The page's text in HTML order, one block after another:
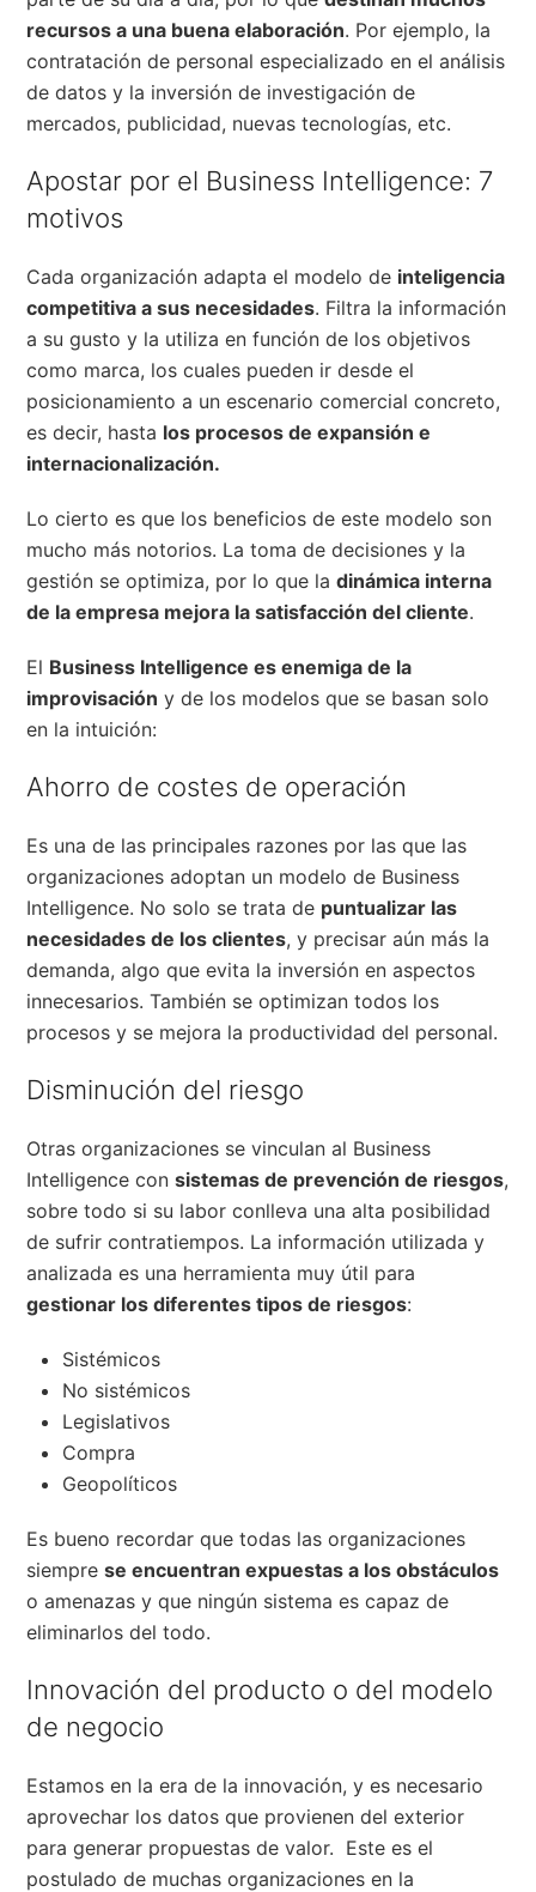
recursos a una buena elaboración. Por ejemplo, la
contratación de personal especializado en el análisis
de datos y la inversión de investigación de
mercados, publicidad, nuevas tecnologías, etc.
Apostar por el Business Intelligence: 7
motivos
Cada organización adapta el modelo de inteligencia
competitiva a sus necesidades. Filtra la información
a su gusto y la utiliza en función de los objetivos
como marca, los cuales pueden ir desde el
posicionamiento a un escenario comercial concreto,
es decir, hasta los procesos de expansión e
internacionalización.
Lo cierto es que los beneficios de este modelo son
mucho más notorios. La toma de decisiones y la
gestión se optimiza, por lo que ladinámica interna
de la empresa mejora la satisfacción del cliente.
El Business Intelligence es enemiga de la
improvisación y de los modelos que se basan solo
en la intuición:
Ahorro de costes de operación
Es una de las principales razones por las que las
organizaciones adoptan un modelo de Business
Intelligence. No solo se trata de puntualizar las
necesidades de los clientes, y precisar aún más la
demanda, algo que evita la inversión en aspectos
innecesarios. También se optimizan todos los
procesos y se mejora la productividad del personal.
Disminución del riesgo
Otras organizaciones se vinculan al Business
Intelligence consistemas de prevención de riesgos,
sobre todo si su labor conlleva una alta posibilidad
de sufrir contratiempos. La información utilizada y
analizada es una herramienta muy útil para
gestionar los diferentes tipos de riesgos:
Sistémicos
No sistémicos
Legislativos
Compra
Geopolíticos
Es bueno recordar que todas las organizaciones
siemprese encuentran expuestas a los obstáculos
o amenazas y que ningún sistema es capaz de
eliminarlos del todo.
Innovación del producto o del modelo
de negocio
Estamos en la era de la innovación, y es necesario
aprovechar los datos que provienen del exterior
para generar propuestas de valor. Este es el
postulado de muchas organizaciones en la